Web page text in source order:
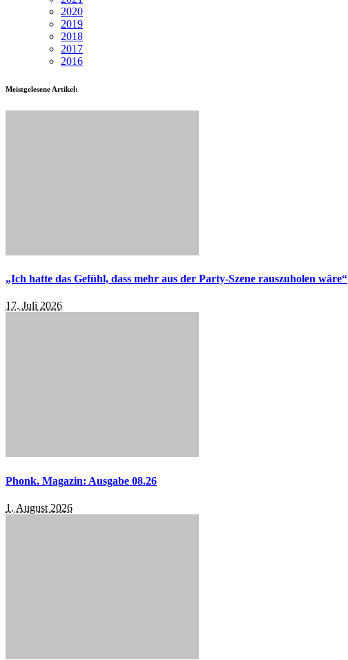
2020
2019
2018
2017
2016
Meistgelesene Artikel:
„Ich hatte das Gefühl, dass mehr aus der Party-Szene rauszuholen wäre“
17. Juli 2026
Phonk. Magazin: Ausgabe 08.26
1. August 2026